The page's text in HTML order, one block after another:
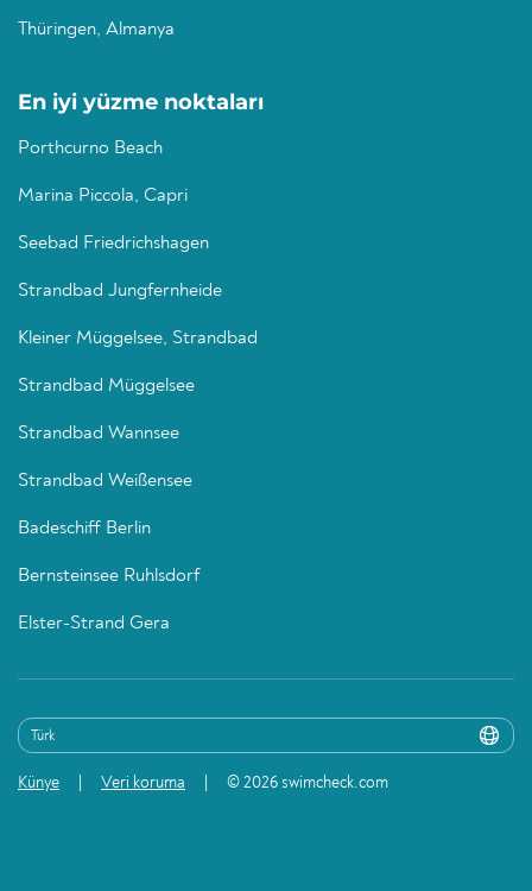
Thüringen, Almanya
En iyi yüzme noktaları
Porthcurno Beach
Marina Piccola, Capri
Seebad Friedrichshagen
Strandbad Jungfernheide
Kleiner Müggelsee, Strandbad
Strandbad Müggelsee
Strandbad Wannsee
Strandbad Weißensee
Badeschiff Berlin
Bernsteinsee Ruhlsdorf
Elster-Strand Gera
Künye Veri koruma © 2026 swimcheck.com